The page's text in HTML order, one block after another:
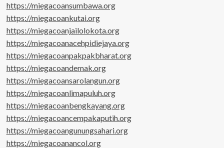
https://miegacoansumbawa.org
https://miegacoankutai.org
https://miegacoanjailolokota.org
https://miegacoanacehpidiejaya.org
https://miegacoanpakpakbharat.org
https://miegacoandemak.org
https://miegacoansarolangun.org
https://miegacoanlimapuluh.org
https://miegacoanbengkayang.org
https://miegacoancempakaputih.org
https://miegacoangunungsahari.org
https://miegacoanancol.org